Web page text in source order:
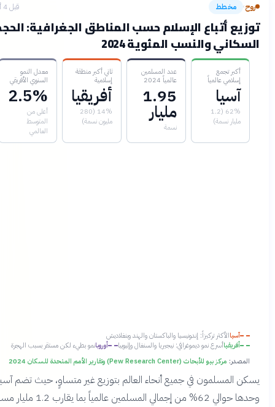
مخطط
أتباع الإسلام حسب المناطق الجغرافية: الحجم
والنسب المئوية 2024
أكبر تجمع
إسلامي عالمياً
آسيا
62% (1.2
مليار نسمة)
عدد المسلمين
1.95
مليار
ثاني أكبر منطقة
أفريقيا
14% (280
مليون نسمة)
معدل النمو
السنوي الأفريقي
2.5%
الأكثر تركيزاً: إندونيسيا والباكستان والهند وبنغلاديش
أفريقيا أسرع نمو ديموغرافي: نيجيريا والسنغال وإثيوبيا أوروبانمو بطيء لكن مستقر بسبب الهجرة
مركز بيو للأبحاث (Pew Research Center) وتقارير الأمم المتحدة للسكان 2024
المسلمون في جميع أنحاء العالم بتوزيع غير متساوٍ، حيث تضم آسيا
وحدها حوالي 62% من إجمالي المسلمين عالمياً بما يقارب 1.2 مليار مسلم،